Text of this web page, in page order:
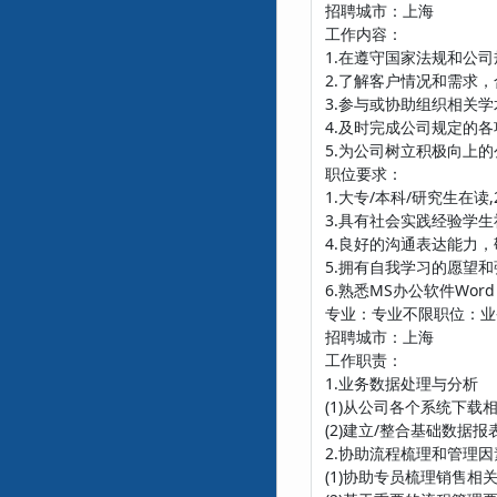
招聘城市：上海
工作内容：
1.在遵守国家法规和公
2.了解客户情况和需求
3.参与或协助组织相关
4.及时完成公司规定的
5.为公司树立积极向上
职位要求：
1.大专/本科/研究生在读
3.具有社会实践经验学
4.良好的沟通表达能力
5.拥有自我学习的愿望
6.熟悉MS办公软件
专业：专业不限职位：
招聘城市：上海
工作职责：
1.业务数据处理与分析
(1)从公司各个系统下载
(2)建立/整合基础数据报
2.协助流程梳理和管理
(1)协助专员梳理销售相